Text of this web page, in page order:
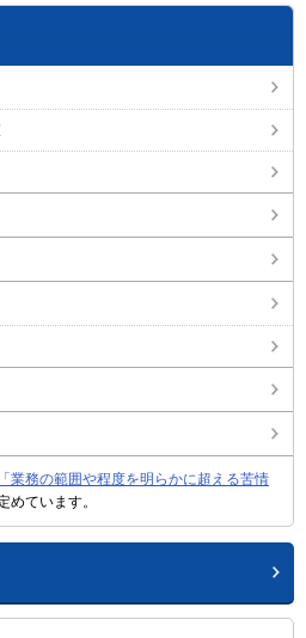
「業務の範囲や程度を明らかに超える苦情
めています。